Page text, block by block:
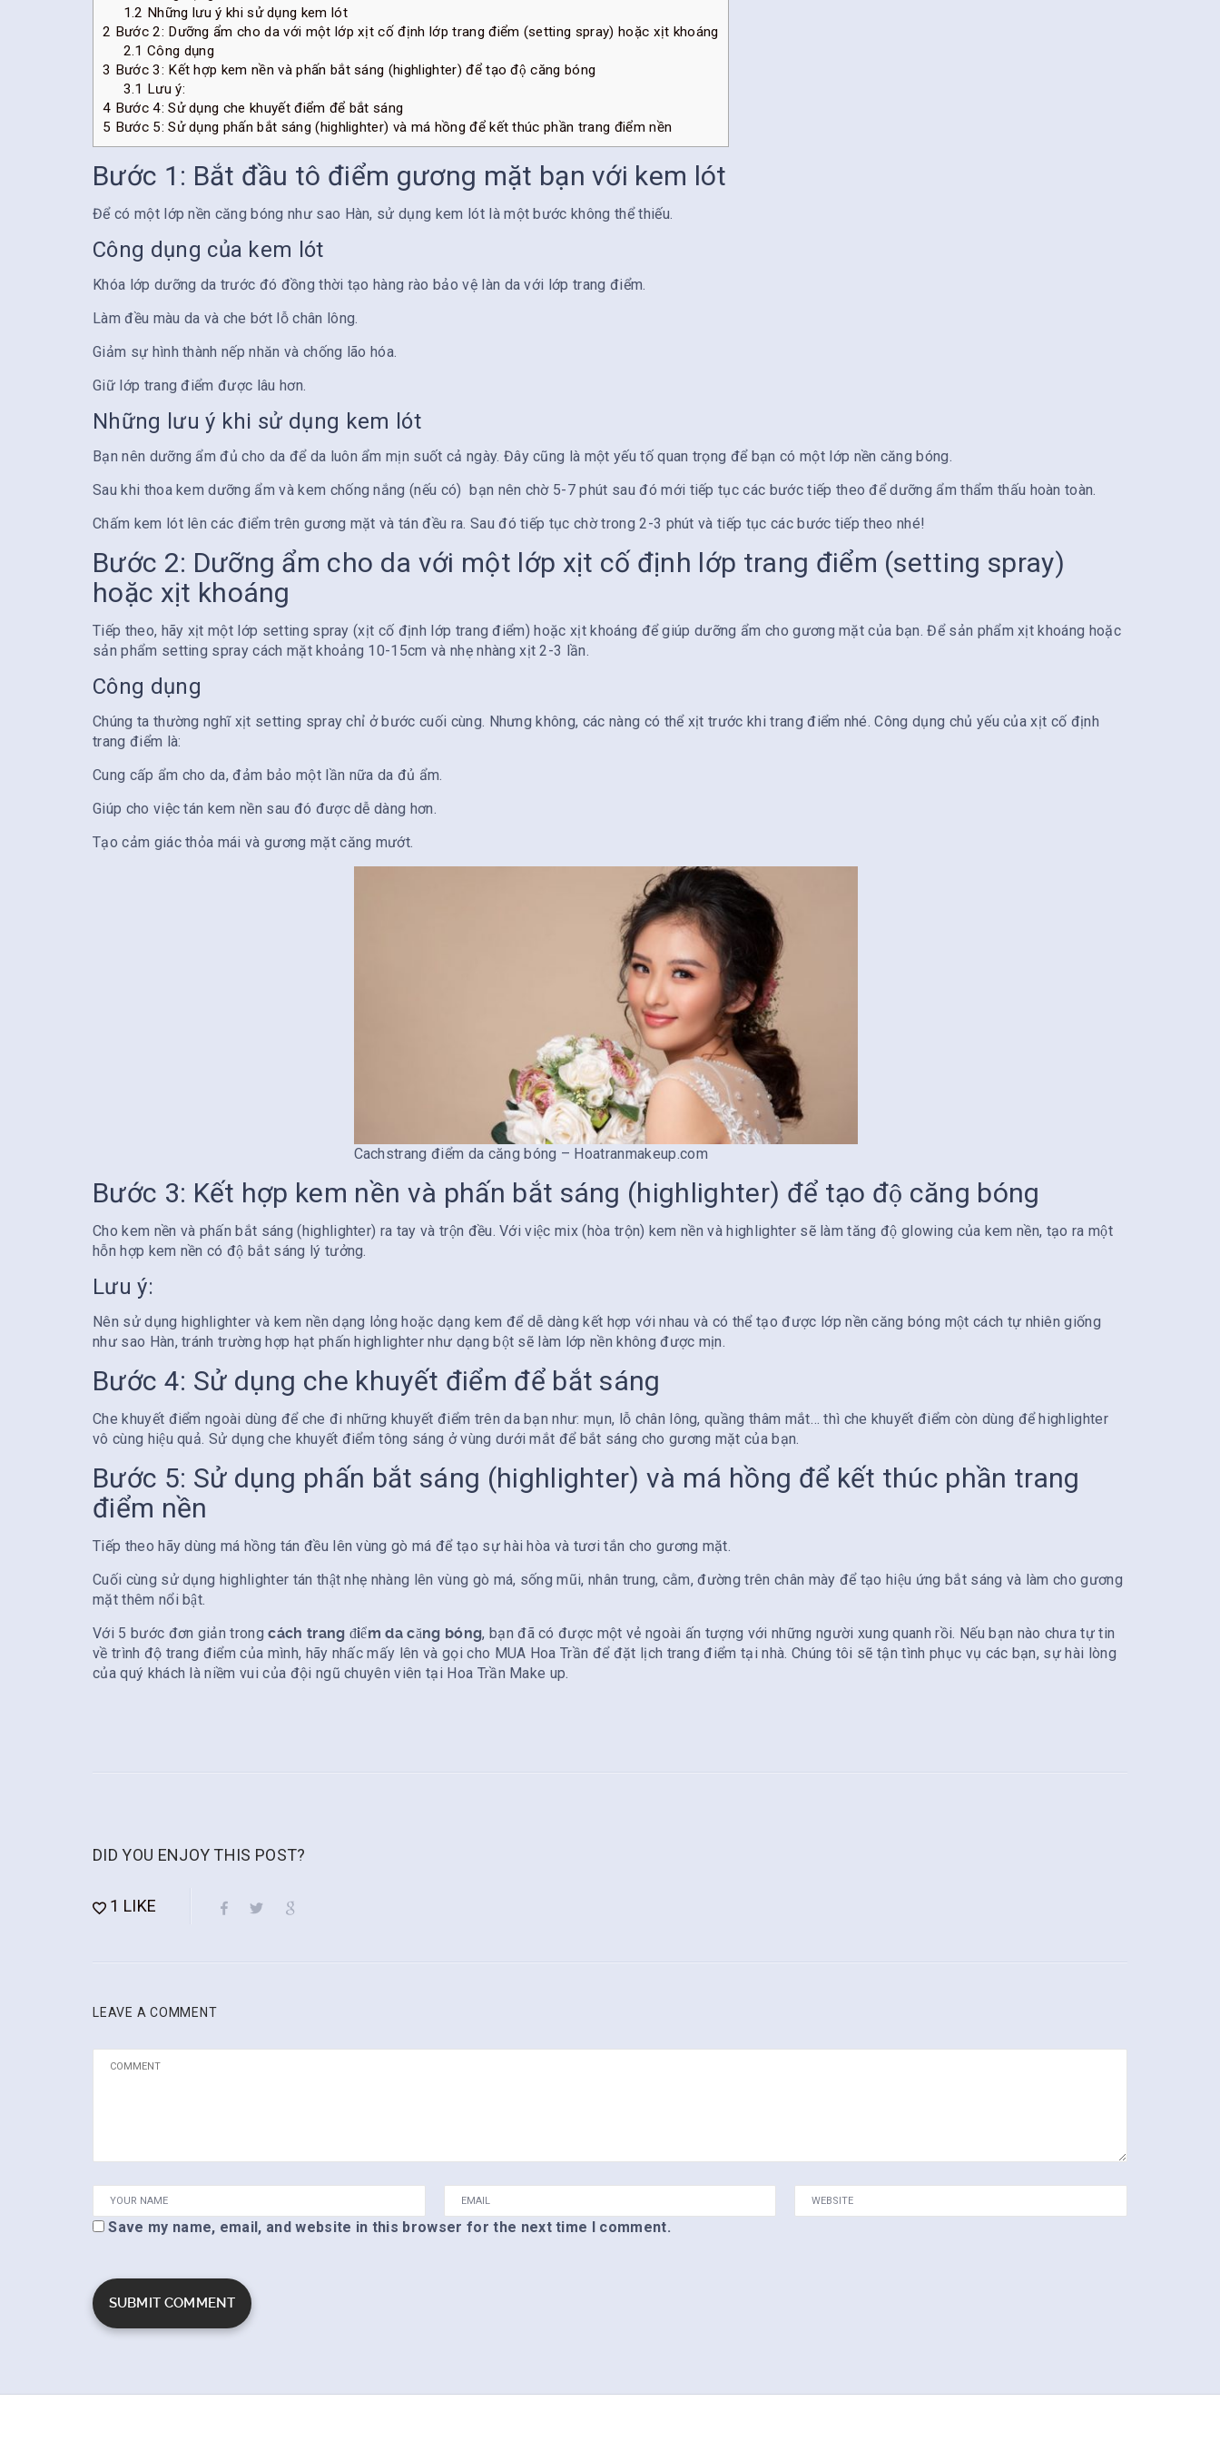
1.2 Những lưu ý khi sử dụng kem lót
2 Bước 2: Dưỡng ẩm cho da với một lớp xịt cố định lớp trang điểm (setting spray) hoặc xịt khoáng
2.1 Công dụng
3 Bước 3: Kết hợp kem nền và phấn bắt sáng (highlighter) để tạo độ căng bóng
3.1 Lưu ý:
4 Bước 4: Sử dụng che khuyết điểm để bắt sáng
5 Bước 5: Sử dụng phấn bắt sáng (highlighter) và má hồng để kết thúc phần trang điểm nền
Bước 1: Bắt đầu tô điểm gương mặt bạn với kem lót
Để có một lớp nền căng bóng như sao Hàn, sử dụng kem lót là một bước không thể thiếu.
Công dụng của kem lót
Khóa lớp dưỡng da trước đó đồng thời tạo hàng rào bảo vệ làn da với lớp trang điểm.
Làm đều màu da và che bớt lỗ chân lông.
Giảm sự hình thành nếp nhăn và chống lão hóa.
Giữ lớp trang điểm được lâu hơn.
Những lưu ý khi sử dụng kem lót
Bạn nên dưỡng ẩm đủ cho da để da luôn ẩm mịn suốt cả ngày. Đây cũng là một yếu tố quan trọng để bạn có một lớp nền căng bóng.
Sau khi thoa kem dưỡng ẩm và kem chống nắng (nếu có) bạn nên chờ 5-7 phút sau đó mới tiếp tục các bước tiếp theo để dưỡng ẩm thẩm thấu hoàn toàn.
Chấm kem lót lên các điểm trên gương mặt và tán đều ra. Sau đó tiếp tục chờ trong 2-3 phút và tiếp tục các bước tiếp theo nhé!
Bước 2: Dưỡng ẩm cho da với một lớp xịt cố định lớp trang điểm (setting spray)
hoặc xịt khoáng
Tiếp theo, hãy xịt một lớp setting spray (xịt cố định lớp trang điểm) hoặc xịt khoáng để giúp dưỡng ẩm cho gương mặt của bạn. Để sản phẩm xịt khoáng hoặc
sản phẩm setting spray cách mặt khoảng 10-15cm và nhẹ nhàng xịt 2-3 lần.
Công dụng
Chúng ta thường nghĩ xịt setting spray chỉ ở bước cuối cùng. Nhưng không, các nàng có thể xịt trước khi trang điểm nhé. Công dụng chủ yếu của xịt cố định
trang điểm là:
Cung cấp ẩm cho da, đảm bảo một lần nữa da đủ ẩm.
Giúp cho việc tán kem nền sau đó được dễ dàng hơn.
Tạo cảm giác thỏa mái và gương mặt căng mướt.
Cachstrang điểm da căng bóng – Hoatranmakeup.com
Bước 3: Kết hợp kem nền và phấn bắt sáng (highlighter) để tạo độ căng bóng
Cho kem nền và phấn bắt sáng (highlighter) ra tay và trộn đều. Với việc mix (hòa trộn) kem nền và highlighter sẽ làm tăng độ glowing của kem nền, tạo ra một
hỗn hợp kem nền có độ bắt sáng lý tưởng.
Lưu ý:
Nên sử dụng highlighter và kem nền dạng lỏng hoặc dạng kem để dễ dàng kết hợp với nhau và có thể tạo được lớp nền căng bóng một cách tự nhiên giống
như sao Hàn, tránh trường hợp hạt phấn highlighter như dạng bột sẽ làm lớp nền không được mịn.
Bước 4: Sử dụng che khuyết điểm để bắt sáng
Che khuyết điểm ngoài dùng để che đi những khuyết điểm trên da bạn như: mụn, lỗ chân lông, quầng thâm mắt… thì che khuyết điểm còn dùng để highlighter
vô cùng hiệu quả. Sử dụng che khuyết điểm tông sáng ở vùng dưới mắt để bắt sáng cho gương mặt của bạn.
Bước 5: Sử dụng phấn bắt sáng (highlighter) và má hồng để kết thúc phần trang
điểm nền
Tiếp theo hãy dùng má hồng tán đều lên vùng gò má để tạo sự hài hòa và tươi tắn cho gương mặt.
Cuối cùng sử dụng highlighter tán thật nhẹ nhàng lên vùng gò má, sống mũi, nhân trung, cằm, đường trên chân mày để tạo hiệu ứng bắt sáng và làm cho gương
mặt thêm nổi bật.
Với 5 bước đơn giản trongcách trang điểm da căng bóng, bạn đã có được một vẻ ngoài ấn tượng với những người xung quanh rồi. Nếu bạn nào chưa tự tin
về trình độ trang điểm của mình, hãy nhấc mấy lên và gọi cho MUA Hoa Trần để đặt lịch trang điểm tại nhà. Chúng tôi sẽ tận tình phục vụ các bạn, sự hài lòng
của quý khách là niềm vui của đội ngũ chuyên viên tại Hoa Trần Make up.
DID YOU ENJOY THIS POST?
1 LIKE
LEAVE A COMMENT
Save my name, email, and website in this browser for the next time I comment.